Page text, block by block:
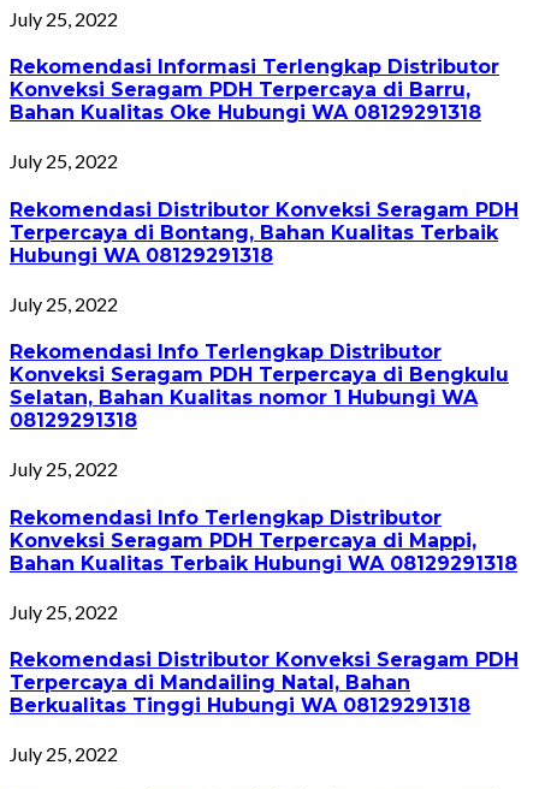
July 25, 2022
Rekomendasi Informasi Terlengkap Distributor
Konveksi Seragam PDH Terpercaya di Barru,
Bahan Kualitas Oke Hubungi WA 08129291318
July 25, 2022
Rekomendasi Distributor Konveksi Seragam PDH
Terpercaya di Bontang, Bahan Kualitas Terbaik
Hubungi WA 08129291318
July 25, 2022
Rekomendasi Info Terlengkap Distributor
Konveksi Seragam PDH Terpercaya di Bengkulu
Selatan, Bahan Kualitas nomor 1 Hubungi WA
08129291318
July 25, 2022
Rekomendasi Info Terlengkap Distributor
Konveksi Seragam PDH Terpercaya di Mappi,
Bahan Kualitas Terbaik Hubungi WA 08129291318
July 25, 2022
Rekomendasi Distributor Konveksi Seragam PDH
Terpercaya di Mandailing Natal, Bahan
Berkualitas Tinggi Hubungi WA 08129291318
July 25, 2022